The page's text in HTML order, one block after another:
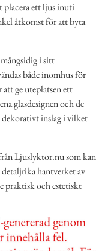
placera ett ljus inuti
åtkomst för att byta
i sitt
både inomhus för
ge uteplatsen ett
glasdesignen och de
inslag i vilket
Ljuslyktor.nu som kan
hantverket av
praktisk och estetiskt